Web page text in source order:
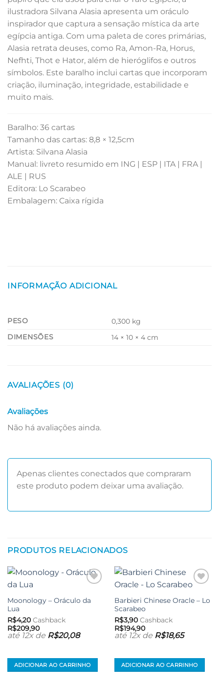
ilustradora Silvana Alasia apresenta um oráculo
inspirador que captura a sensação mística da arte
egípcia antiga. Com uma paleta de cores primárias,
Alasia retrata deuses, como Ra, Amon-Ra, Horus,
Nefhti, Thot e Hator, além de hieróglifos e outros
símbolos. Este baralho inclui cartas que incorporam
criação, iluminação, integridade, estabilidade e
muito mais.
Baralho: 36 cartas
Tamanho das cartas: 8,8 × 12,5cm
Artista: Silvana Alasia
Manual: livreto resumido em ING | ESP | ITA | FRA |
ALE | RUS
Editora: Lo Scarabeo
Embalagem: Caixa rígida
INFORMAÇÃO ADICIONAL
PESO
0,300 kg
DIMENSÕES
14 × 10 × 4 cm
AVALIAÇÕES (0)
Avaliações
Não há avaliações ainda.
Apenas clientes conectados que compraram
este produto podem deixar uma avaliação.
PRODUTOS RELACIONADOS
aos meus
desejos
Moonology – Oráculo da
Lua
R$4,20Cashback
R$209,90
até 12x de R$20,08
ADICIONAR AO CARRINHO
aos meus
desejos
Barbieri Chinese Oracle – Lo
Scarabeo
R$3,90Cashback
R$194,90
até 12x de R$18,65
ADICIONAR AO CARRINHO